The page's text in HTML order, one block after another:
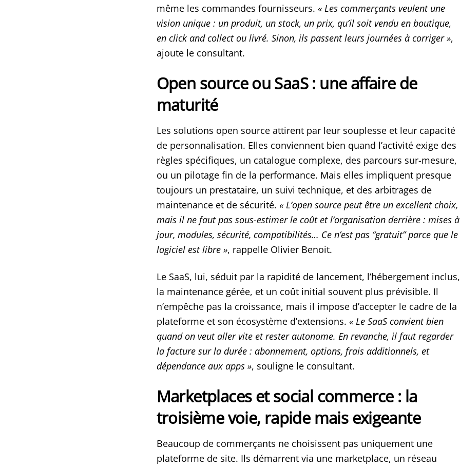
même les commandes fournisseurs. « Les commerçants veulent une
vision unique : un produit, un stock, un prix, qu’il soit vendu en boutique,
en click and collect ou livré. Sinon, ils passent leurs journées à corriger »,
ajoute le consultant.
Open source ou SaaS : une affaire de
maturité
Les solutions open source attirent par leur souplesse et leur capacité
de personnalisation. Elles conviennent bien quand l’activité exige des
règles spécifiques, un catalogue complexe, des parcours sur-mesure,
ou un pilotage fin de la performance. Mais elles impliquent presque
toujours un prestataire, un suivi technique, et des arbitrages de
maintenance et de sécurité. « L’open source peut être un excellent choix,
mais il ne faut pas sous-estimer le coût et l’organisation derrière : mises à
jour, modules, sécurité, compatibilités… Ce n’est pas “gratuit” parce que le
logiciel est libre », rappelle Olivier Benoit.
Le SaaS, lui, séduit par la rapidité de lancement, l’hébergement inclus,
la maintenance gérée, et un coût initial souvent plus prévisible. Il
n’empêche pas la croissance, mais il impose d’accepter le cadre de la
plateforme et son écosystème d’extensions. « Le SaaS convient bien
quand on veut aller vite et rester autonome. En revanche, il faut regarder
la facture sur la durée : abonnement, options, frais additionnels, et
dépendance aux apps », souligne le consultant.
Marketplaces et social commerce : la
troisième voie, rapide mais exigeante
Beaucoup de commerçants ne choisissent pas uniquement une
plateforme de site. Ils démarrent via une marketplace, un réseau